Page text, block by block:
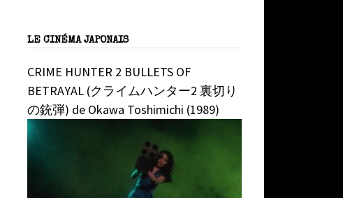
LE CINÉMA JAPONAIS
CRIME HUNTER 2 BULLETS OF
BETRAYAL (クライムハンター2 裏切り
の銃弾) de Okawa Toshimichi (1989)